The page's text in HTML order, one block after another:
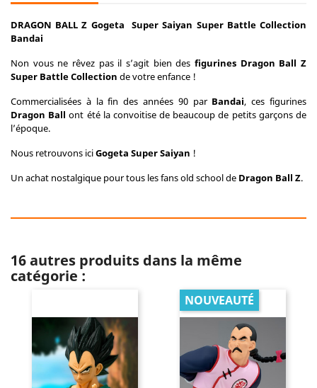
DRAGON BALL Z Gogeta Super Saiyan Super Battle Collection
Bandai
Non vous ne rêvez pas il s’agit bien des figurines Dragon Ball Z
Super Battle Collection de votre enfance !
Commercialisées à la fin des années 90 par Bandai, ces figurines
Dragon Ball ont été la convoitise de beaucoup de petits garçons de
l’époque.
Nous retrouvons iciGogeta Super Saiyan !
Un achat nostalgique pour tous les fans old school de Dragon Ball Z.
16 autres produits dans la même
catégorie :
NOUVEAUTÉ